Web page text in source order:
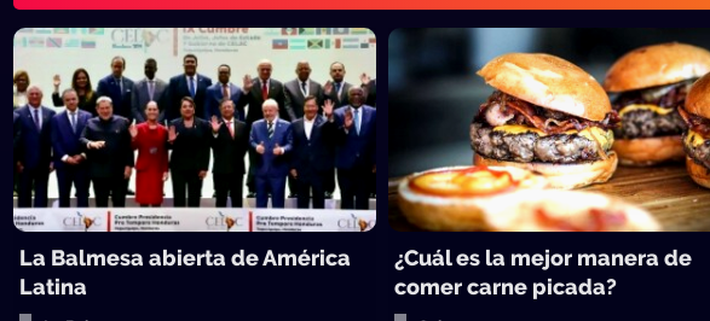
La Balmesa abierta de América
Latina
¿Cuál es la mejor manera de
comer carne picada?